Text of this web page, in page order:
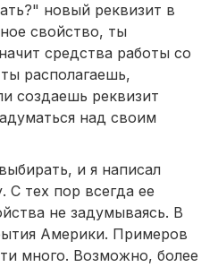
новый реквизит в
свойство, ты
средства работы со
располагаешь,
создаешь реквизит
над своим
и я написал
С тех пор всегда ее
не задумываясь. В
Америки. Примеров
много. Возможно, более